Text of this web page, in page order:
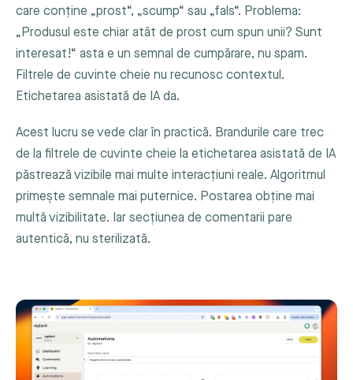
care conține „prost“, „scump“ sau „fals“. Problema:
„Produsul este chiar atât de prost cum spun unii? Sunt
interesat!“ asta e un semnal de cumpărare, nu spam.
Filtrele de cuvinte cheie nu recunosc contextul.
Etichetarea asistată de IA da.
Acest lucru se vede clar în practică. Brandurile care trec
de la filtrele de cuvinte cheie la etichetarea asistată de IA
păstrează vizibile mai multe interacțiuni reale. Algoritmul
primește semnale mai puternice. Postarea obține mai
multă vizibilitate. Iar secțiunea de comentarii pare
autentică, nu sterilizată.